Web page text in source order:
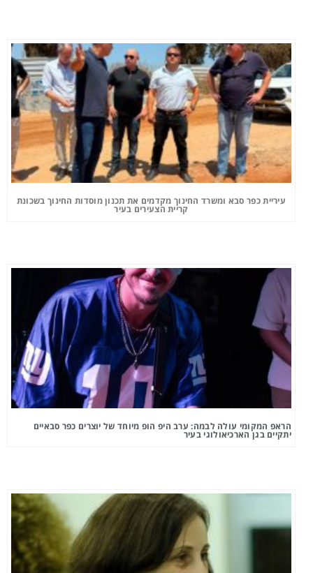
עיריית כפר סבא ומשרד החינוך מקדמים את תכנון מוסדות החינוך בשכונת
קריית הצעירים בעיר
הראפ המקומי עולה לבמה: ערב היפ הופ מיוחד של יוצרים כפר סבאיים
יתקיים בגן הארכיאולוגי בעיר